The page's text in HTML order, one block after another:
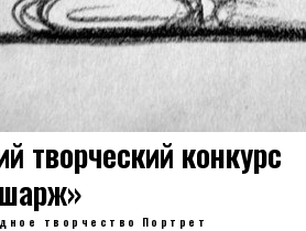
творческий конкурс
творчество Портрет